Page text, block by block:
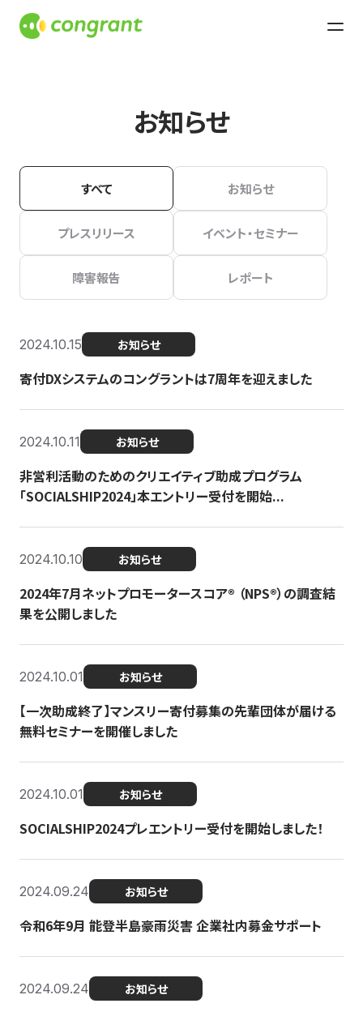
お知らせ
すべて お知らせ
プレスリリース イベント・セミナー
障害報告 レポート
2024.10.15 お知らせ
寄付DXシステムのコングラントは7周年を迎えました
2024.10.11 お知らせ
非営利活動のためのクリエイティブ助成プログラム
「SOCIALSHIP2024」本エントリー受付を開始...
2024.10.10 お知らせ
2024年7月ネットプロモータースコア®︎ （NPS®︎）の調査結
果を公開しました
2024.10.01 お知らせ
【一次助成終了】マンスリー寄付募集の先輩団体が届ける
無料セミナーを開催しました
2024.10.01 お知らせ
SOCIALSHIP2024プレエントリー受付を開始しました！
2024.09.24 お知らせ
令和6年9月 能登半島豪雨災害 企業社内募金サポート
2024.09.24 お知らせ